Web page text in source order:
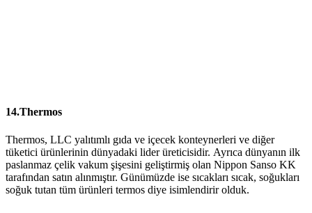
14.Thermos
Thermos, LLC yalıtımlı gıda ve içecek konteynerleri ve diğer
tüketici ürünlerinin dünyadaki lider üreticisidir. Ayrıca dünyanın ilk
paslanmaz çelik vakum şişesini geliştirmiş olan Nippon Sanso KK
tarafından satın alınmıştır. Günümüzde ise sıcakları sıcak, soğukları
soğuk tutan tüm ürünleri termos diye isimlendirir olduk.